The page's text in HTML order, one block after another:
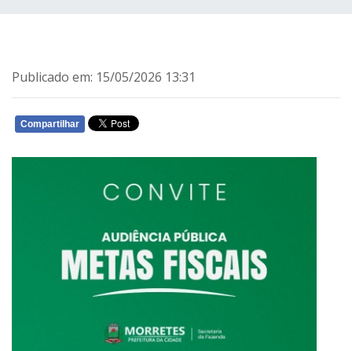
Publicado em: 15/05/2026 13:31
Compartilhar